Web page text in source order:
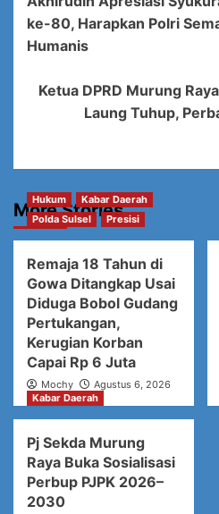
Navigation
ke-80, Harapkan Polri
Humanis
Ketua DPRD Murung
Laung Tuhup,
More Stories
Hukum
Kabar Daerah
Polda Sulsel
Presisi
Remaja 18 Tahun di
Gowa Ditangkap Usai
Diduga Bobol Gudang
Pertukangan,
Kerugian Korban
Capai Rp 6 Juta
Mochy Agustus 6, 2026
Kabar Daerah
Pj Sekda Murung
Raya Buka Sosialisasi
Perbup PJPK 2026–
2030